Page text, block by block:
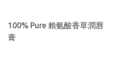
100% Pure 賴氨酸香草潤唇
膏